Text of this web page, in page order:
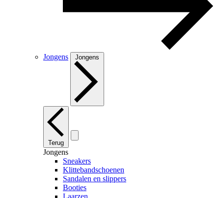
Jongens Jongens
Terug
Jongens
Sneakers
Klittebandschoenen
Sandalen en slippers
Booties
Laarzen